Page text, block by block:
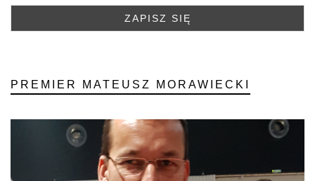
PREMIER MATEUSZ MORAWIECKI